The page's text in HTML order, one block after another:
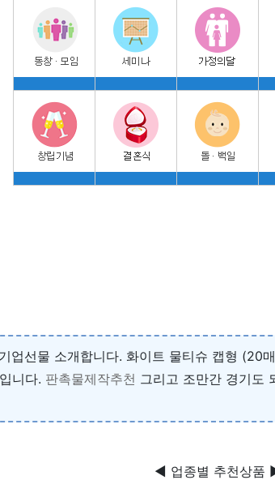
업선물 소개합니다. 화이트 물티슈 캡형
니다. 판촉물제작추천 그리고 조만간 경기도
◀ 업종별 추천상품